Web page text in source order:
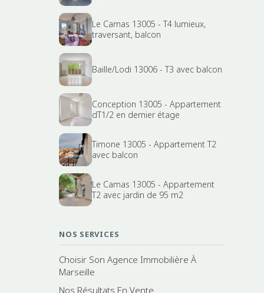
Le Camas 13005 - T4 lumieux,
traversant, balcon
Baille/Lodi 13006 - T3 avec balcon
Conception 13005 - Appartement
dT1/2 en dernier étage
Timone 13005 - Appartement T2
avec balcon
Le Camas 13005 - Appartement
T2 avec jardin de 95 m2
NOS SERVICES
Choisir Son Agence Immobilière À
Marseille
Nos Résultats En Vente